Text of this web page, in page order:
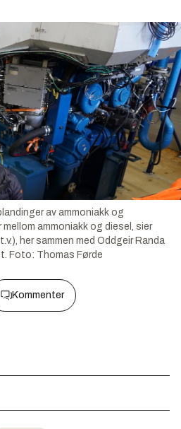
av ammoniakk og
ammoniakk og diesel, sier
her sammen med Oddgeir Randa
Foto: Thomas Førde
Kommenter